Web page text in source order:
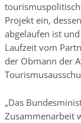
Projekt ein,
abgelaufen ist
Laufzeit vom
der Obmann der
„Das
Zusammenarbeit